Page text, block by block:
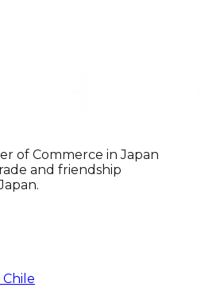
of Commerce in Japan
and friendship